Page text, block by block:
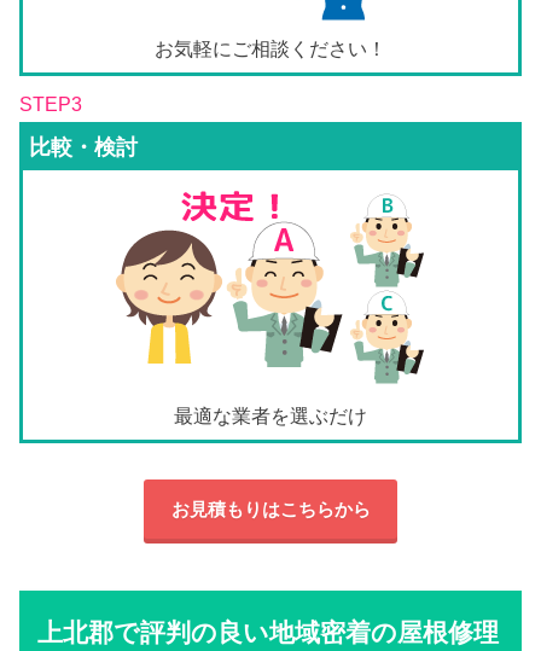
お気軽にご相談ください！
STEP3
比較・検討
最適な業者を選ぶだけ
お見積もりはこちらから
上北郡で評判の良い地域密着の屋根修理